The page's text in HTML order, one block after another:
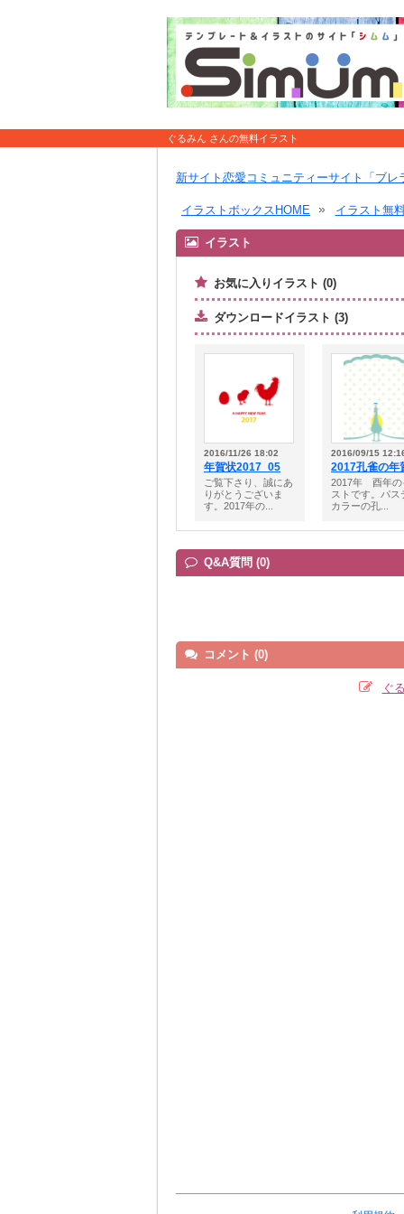
ぐるみん さんの無料イラスト
新サイト恋愛コミュニティーサイト「ブレ
イラストボックスHOME イラスト無
イラスト
お気に入りイラスト (0)
ダウンロードイラスト (3)
2016/11/26 18:02
年賀状2017_05
ご覧下さり、誠にあ
りがとうございま
す。2017年の...
2016/09/15
2017孔雀の年
2017年 酉年の
ストです。パス
カラーの孔...
Q&A質問 (0)
コメント (0)
ぐ